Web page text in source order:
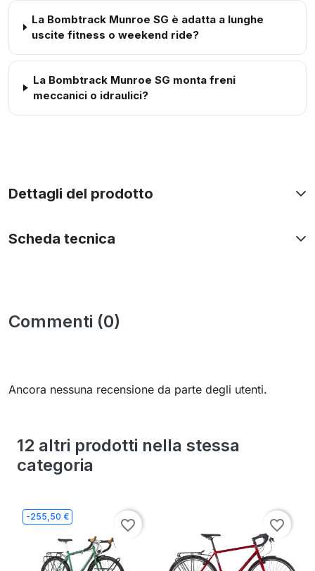
La Bombtrack Munroe SG è adatta a lunghe
uscite fitness o weekend ride?
La Bombtrack Munroe SG monta freni
meccanici o idraulici?
Dettagli del prodotto
Scheda tecnica
Commenti (0)
Ancora nessuna recensione da parte degli utenti.
12 altri prodotti nella stessa
categoria
-255,50 €
favorite_border favorite_border